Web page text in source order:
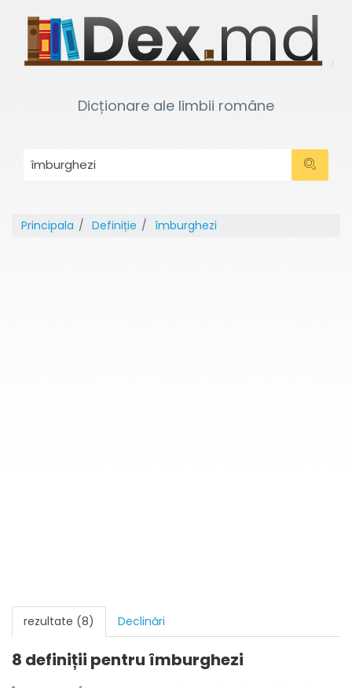
Dicționare ale limbii române
Principala Definiție îmburghezi
rezultate (8) Declinări
8 definiții pentru îmburghezi